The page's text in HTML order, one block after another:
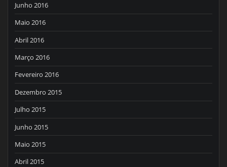
Junho 2016
Maio 2016
Abril 2016
Março 2016
Fevereiro 2016
Dezembro 2015
Julho 2015
Junho 2015
Maio 2015
Abril 2015